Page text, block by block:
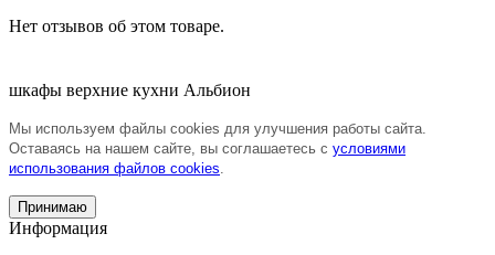
Нет отзывов об этом товаре.
шкафы верхние кухни Альбион
Мы используем файлы cookies для улучшения работы сайта.
Оставаясь на нашем сайте, вы соглашаетесь с условиями
использования файлов cookies.
Принимаю
Информация